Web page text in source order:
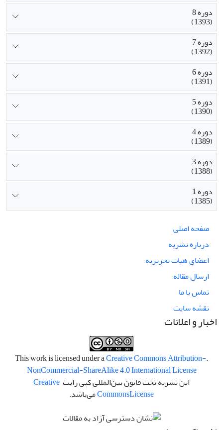
دوره 8
(1393)
دوره 7
(1392)
دوره 6
(1391)
دوره 5
(1390)
دوره 4
(1389)
دوره 3
(1388)
دوره 1
(1385)
صفحه اصلی
درباره نشریه
اعضای هیات تحریریه
ارسال مقاله
تماس با ما
نقشه سایت
اخبار و اعلانات
.This work is licensed under a
Creative Commons Attribution-
NonCommercial-ShareAlike 4.0 International License
این نشریه تحت قانون بین‌المللی کپی رایت Creative
CommonsLicense می‌باشد.